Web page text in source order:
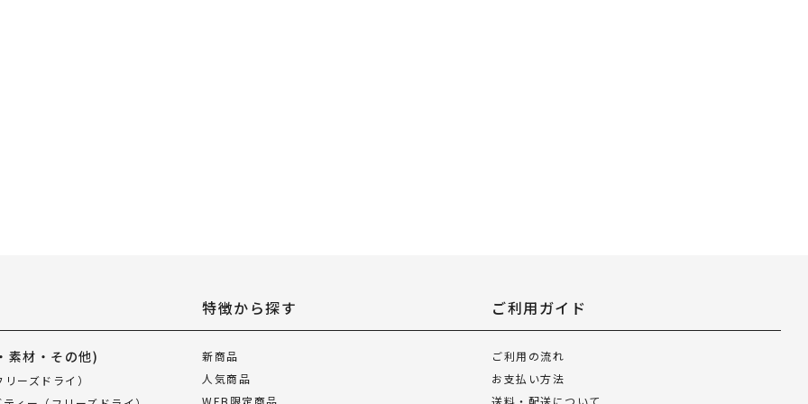
素材・その他)
ーズドライ）
特徴から探す
新商品
人気商品
WEB限定商品
ご利用ガイド
ご利用の流れ
お支払い方法
送料・配送について